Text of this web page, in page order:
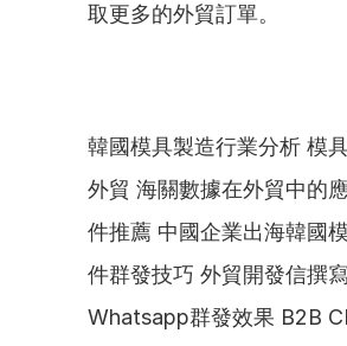
取更多的外貿訂單。
韓國模具製造行業分析 模
外貿 海關數據在外貿中的
件推薦 中國企業出海韓國
件群發技巧 外貿開發信撰寫
Whatsapp群發效果 B2B